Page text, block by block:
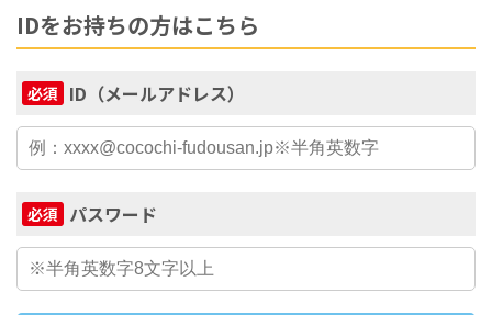
IDをお持ちの方はこちら
必須 ID（メールアドレス）
必須 パスワード